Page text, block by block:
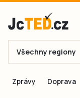
E-mail
Všechny regiony
Zprávy Doprava